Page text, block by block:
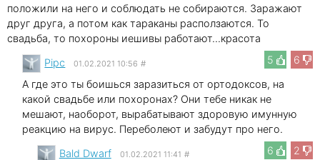
положили на него и соблюдать не собираются. Заражают
друг друга, а потом как тараканы расползаются. То
свадьба, то похороны иешивы работают...красота
5
6
Pipc 01.02.2021 10:56 #
А где это ты боишься заразиться от ортодоксов, на
какой свадьбе или похоронах? Они тебе никак не
мешают, наоборот, вырабатывают здоровую имунную
реакцию на вирус. Переболеют и забудут про него.
6
2
Bald Dwarf 01.02.2021 11:41 #